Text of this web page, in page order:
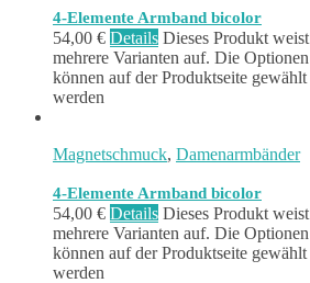
4-Elemente Armband bicolor
54,00 € Details Dieses Produkt weist
mehrere Varianten auf. Die Optionen
können auf der Produktseite gewählt
werden
Magnetschmuck, Damenarmbänder
4-Elemente Armband bicolor
54,00 € Details Dieses Produkt weist
mehrere Varianten auf. Die Optionen
können auf der Produktseite gewählt
werden